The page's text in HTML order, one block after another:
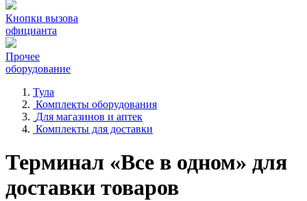
Кнопки вызова
официанта
Прочее
оборудование
Тула
Комплекты оборудования
Для магазинов и аптек
Комплекты для доставки
Терминал «Все в одном» для
доставки товаров